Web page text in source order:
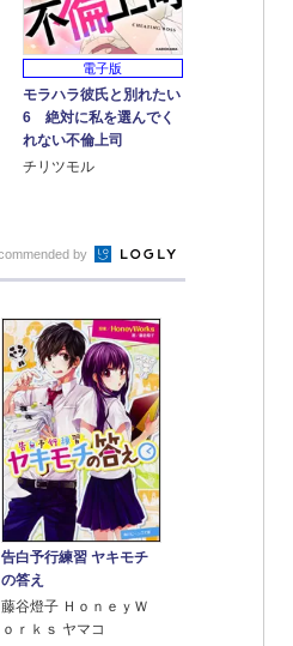
電子版
モラハラ彼氏と別れたい
6 絶対に私を選んでく
れない不倫上司
チリツモル
by
告白予行練習 ヤキモチ
の答え
藤谷燈子 ＨｏｎｅｙＷ
ｏｒｋｓ ヤマコ